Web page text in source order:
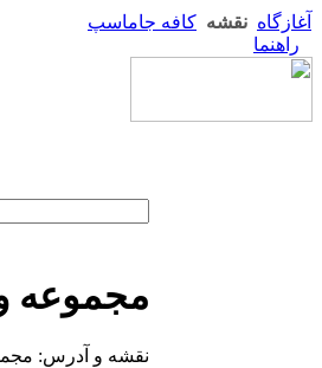
آغازگاه نقشه کافه جاماسپ
راهنما
مجموعه
نقشه و آدرس: